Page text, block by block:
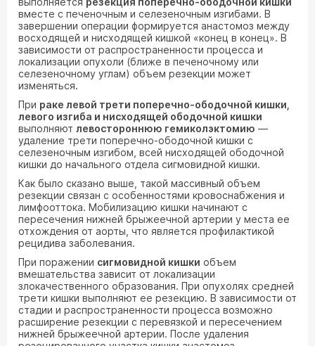
вместе с печеночным и селезеночным изгибами. В
завершении операции формируется анастомоз между
восходящей и нисходящей кишкой «конец в конец». В
зависимости от распространенности процесса и
локализации опухоли (ближе в печеночному или
селезеночному углам) объем резекции может
изменяться.
При раке левой трети поперечно-ободочной кишки,
левого изгиба и нисходящей ободочной кишки
выполняют левостороннюю гемиколэктомию —
удаление трети поперечно-ободочной кишки с
селезеночным изгибом, всей нисходящей ободочной
кишки до начального отдела сигмовидной кишки.
Как было сказано выше, такой массивный объем
резекции связан с особенностями кровоснабжения и
лимфооттока. Мобилизацию кишки начинают с
пересечения нижней брыжеечной артерии у места ее
отхождения от аорты, что является профилактикой
рецидива заболевания.
При поражении сигмовидной кишки объем
вмешательства зависит от локализации
злокачественного образования. При опухолях средней
трети кишки выполняют ее резекцию. В зависимости от
стадии и распространенности процесса возможно
расширение резекции с перевязкой и пересечением
нижней брыжеечной артерии. После удаления